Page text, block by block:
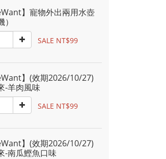
】寵物外出兩用水壺
SALE NT$99
】(效期2026/10/27)
-羊肉風味
SALE NT$99
】(效期2026/10/27)
-南瓜鰹魚口味